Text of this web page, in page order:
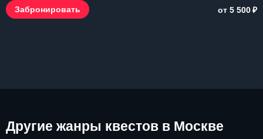
Забронировать от 5 500₽
Другие жанры квестов в Москве